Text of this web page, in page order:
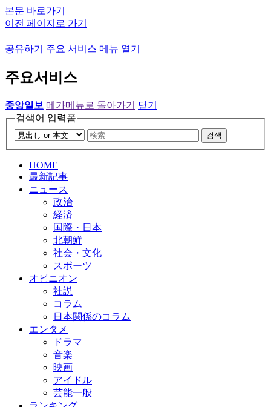
본문 바로가기
이전 페이지로 가기
공유하기 주요 서비스 메뉴 열기
주요서비스
중앙일보 메가메뉴로 돌아가기
닫기
검색어 입력폼
검색
HOME
最新記事
ニュース
政治
経済
国際・日本
北朝鮮
社会・文化
スポーツ
オピニオン
社説
コラム
日本関係のコラム
エンタメ
ドラマ
音楽
映画
アイドル
芸能一般